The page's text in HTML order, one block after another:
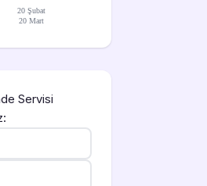
20 Şubat
20 Mart
Servisi